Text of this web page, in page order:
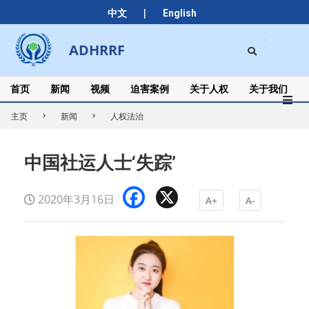
中文 | English
to
content
ADHRRF
Secondary
Navigation
Menu
首页 新闻 视频 迫害案例 关于人权 关于我们
主页 新闻 人权法治
中国社运人士‘失踪’
2020年3月16日 Facebook A+ A-